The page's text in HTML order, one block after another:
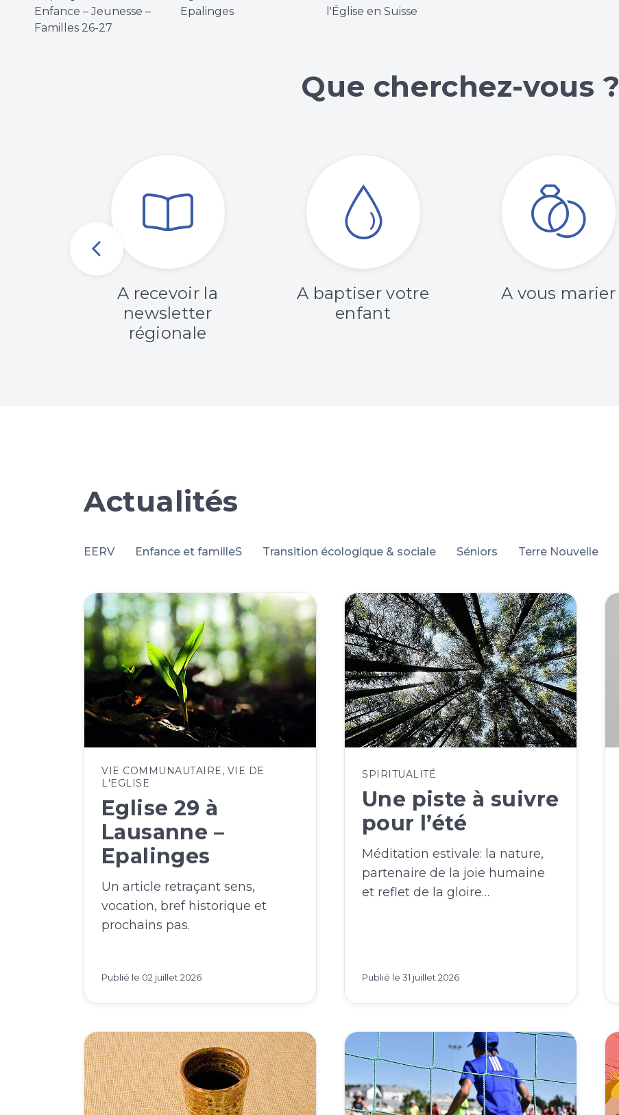
Enfance – Jeunesse –
Familles 26-27
Epalinges
l'Église en Suisse
Que cherchez-vous ?
A recevoir la
newsletter
régionale
A baptiser votre
enfant
A vous marier
Actualités
EERV Enfance et familleS Transition écologique & sociale Séniors Terre Nouvelle
VIE COMMUNAUTAIRE, VIE DE
L'EGLISE
Eglise 29 à
Lausanne –
Epalinges
Un article retraçant sens,
vocation, bref historique et
prochains pas.
Publié le 02 juillet 2026
SPIRITUALITÉ
Une piste à suivre
pour l’été
Méditation estivale: la nature,
partenaire de la joie humaine
et reflet de la gloire…
Publié le 31 juillet 2026